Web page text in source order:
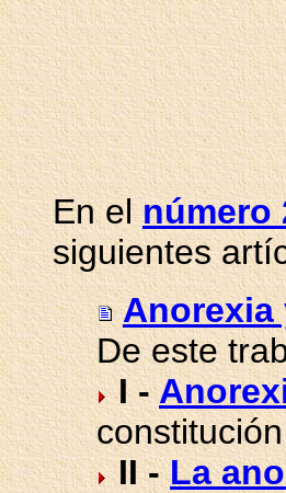
En elnúmero
siguientes
De este
I -
II -La